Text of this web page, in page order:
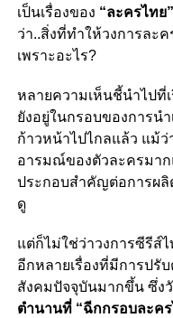
เป็นเรื่องของ “ละครไทย”
ว่า..สิ่งที่ทำให้วงการละ
เพราะอะไร?
หลายความเห็นชี้นำไปที่
ยังอยู่ในกรอบของการน
ก้าวหน้าไปไกลแล้ว แม้ว่
อารมณ์ของตัวละครมา
ประกอบสำคัญต่อการผลิ
ดู
แต่ก็ไม่ใช่ว่าวงการซีรีส์
อีกหลายเรื่องที่มีการปรั
สังคมปัจจุบันมากขึ้น ซึ่ง
ตำนานที่“ฉีกกรอบละคร